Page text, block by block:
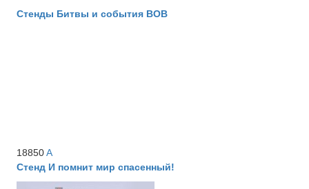
Стенды Битвы и события ВОВ
18850A
Стенд И помнит мир спасенный!